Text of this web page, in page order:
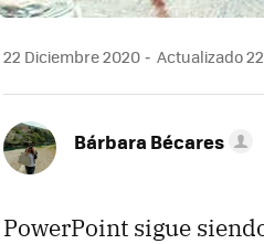
22 Diciembre 2020 Actualizado
Bárbara Bécares
PowerPoint sigue